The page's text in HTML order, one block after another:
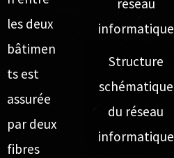
Structure
schématique
du réseau
informatique
les deux
bâtimen
ts est
assurée
par deux
fibres